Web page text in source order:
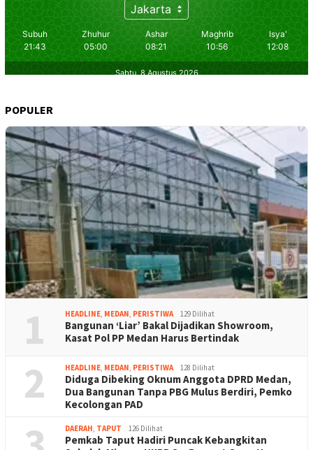
POPULER
1 HEADLINE, MEDAN, PERISTIWA 129 Dilihat
Bangunan ‘Liar’ Bakal Dijadikan Showroom,
Kasat Pol PP Medan Harus Bertindak
2 HEADLINE, MEDAN, PERISTIWA 128 Dilihat
Diduga Dibeking Oknum Anggota DPRD Medan,
Dua Bangunan Tanpa PBG Mulus Berdiri, Pemko
Kecolongan PAD
DAERAH, TAPUT 126 Dilihat
Pemkab Taput Hadiri Puncak Kebangkitan